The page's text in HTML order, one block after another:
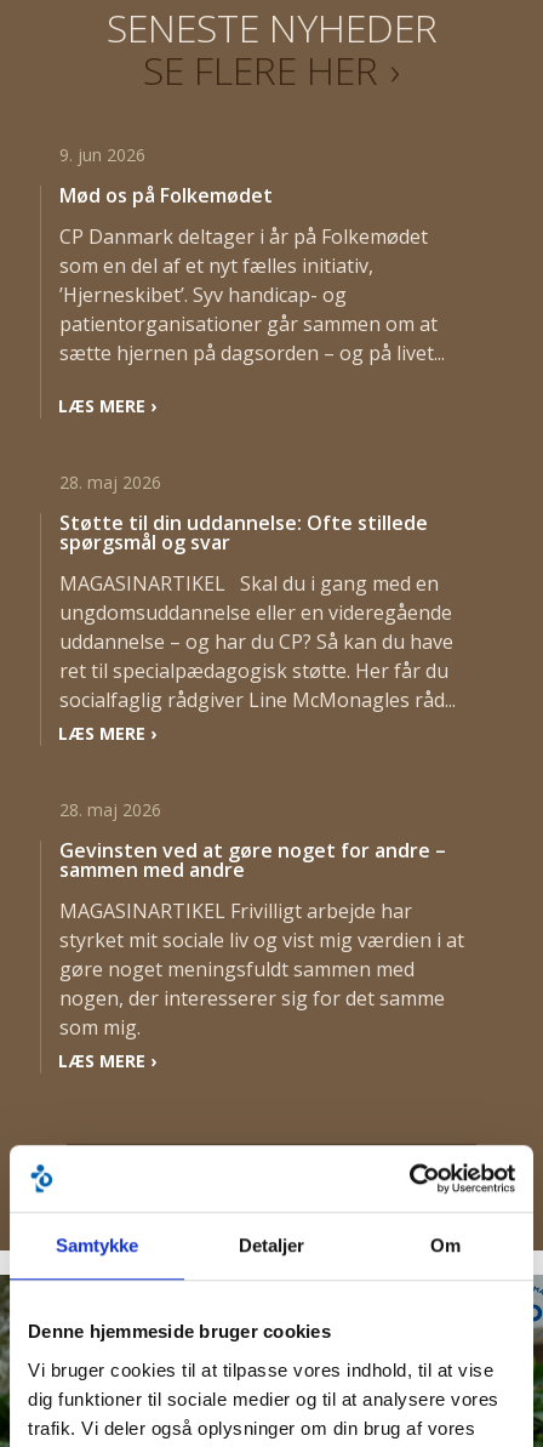
Samtykke Detaljer Om
Denne hjemmeside bruger cookies
Vi bruger cookies til at tilpasse vores indhold, til at vise
dig funktioner til sociale medier og til at analysere vores
trafik. Vi deler også oplysninger om din brug af vores
SENESTE NYHEDER
SE FLERE HER ›
9. jun 2026
Mød os på Folkemødet
CP Danmark deltager i år på Folkemødet
som en del af et nyt fælles initiativ,
’Hjerneskibet’. Syv handicap- og
patientorganisationer går sammen om at
sætte hjernen på dagsorden – og på livet...
LÆS MERE ›
28. maj 2026
Støtte til din uddannelse: Ofte stillede
spørgsmål og svar
MAGASINARTIKEL Skal du i gang med en
ungdomsuddannelse eller en videregående
uddannelse – og har du CP? Så kan du have
ret til specialpædagogisk støtte. Her får du
socialfaglig rådgiver Line McMonagles råd...
LÆS MERE ›
28. maj 2026
Gevinsten ved at gøre noget for andre –
sammen med andre
MAGASINARTIKEL Frivilligt arbejde har
styrket mit sociale liv og vist mig værdien i at
gøre noget meningsfuldt sammen med
nogen, der interesserer sig for det samme
som mig.
LÆS MERE ›
TILMELDING TIL NYHEDSBREV ›